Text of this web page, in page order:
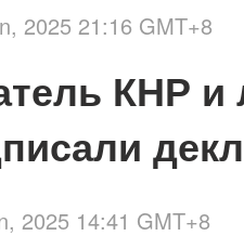
2025 21:16 GMT+8
КНР
2025 14:41 GMT+8